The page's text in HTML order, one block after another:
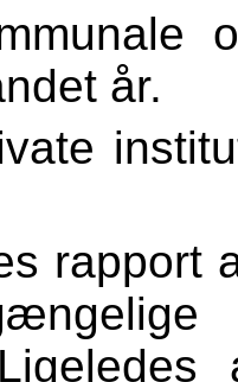
år.
rapport